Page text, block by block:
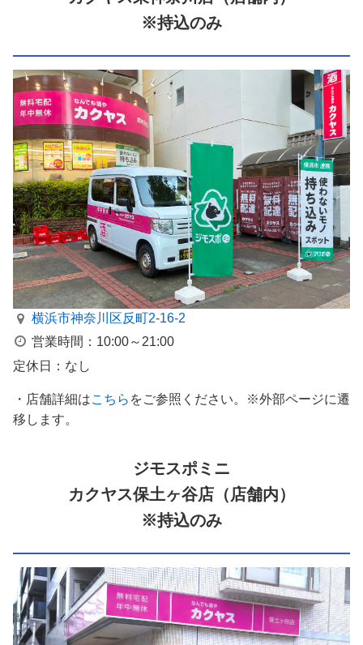
※持込のみ
横浜市神奈川区反町2-16-2
営業時間：10:00～21:00
定休日：なし
・店舗詳細はこちら をご参照ください。※外部ページに遷
移します。
ジモスポミニ
カクヤス保土ヶ谷店（店舗内）
※持込のみ